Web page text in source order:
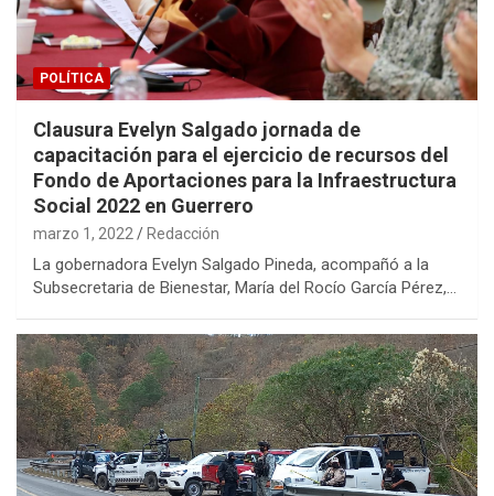
POLÍTICA
Clausura Evelyn Salgado jornada de
capacitación para el ejercicio de recursos del
Fondo de Aportaciones para la Infraestructura
Social 2022 en Guerrero
marzo 1, 2022 Redacción
La gobernadora Evelyn Salgado Pineda, acompañó a la
Subsecretaria de Bienestar, María del Rocío García Pérez,…